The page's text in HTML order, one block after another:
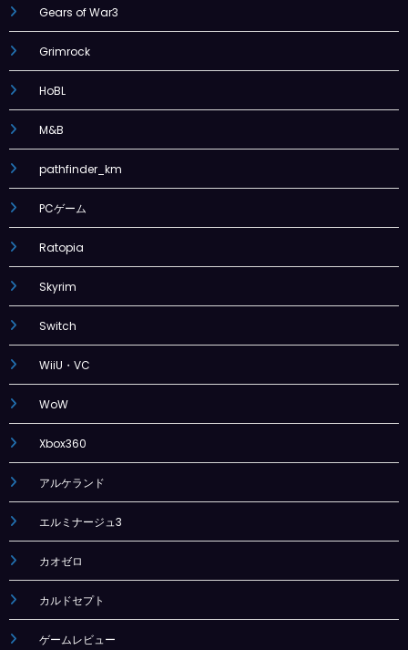
Gears of War3
Grimrock
HoBL
M&B
pathfinder_km
PCゲーム
Ratopia
Skyrim
Switch
WiiU・VC
WoW
Xbox360
アルケランド
エルミナージュ3
カオゼロ
カルドセプト
ゲームレビュー